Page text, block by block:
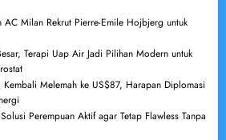
AC Milan Rekrut Pierre-Emile Hojbjerg untuk
Terapi Uap Air Jadi Pilihan Modern untuk
Kembali Melemah ke US$87, Harapan Diplomasi
Perempuan Aktif agar Tetap Flawless Tanpa